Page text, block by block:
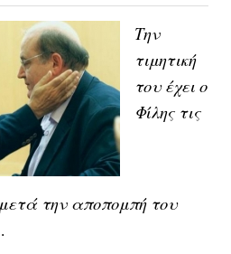
Την
τιμητική
του έχει ο
Φίλης τις
την αποπομπή του